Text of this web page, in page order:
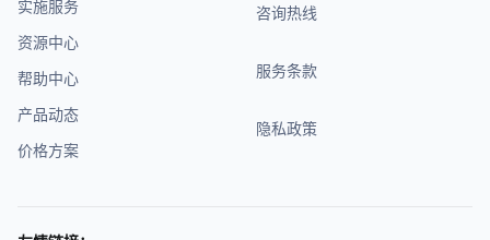
实施服务
资源中心
帮助中心
产品动态
价格方案
咨询热线
服务条款
隐私政策